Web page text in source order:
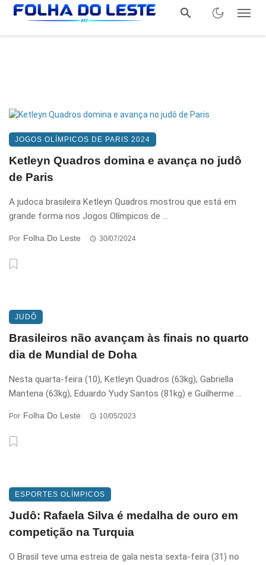
JOGOS OLÍMPICOS DE PARIS 2024
Ketleyn Quadros domina e avança no judô
de Paris
A judoca brasileira Ketleyn Quadros mostrou que está em
grande forma nos Jogos Olímpicos de ...
Por Folha Do Leste 30/07/2024
JUDÔ
Brasileiros não avançam às finais no quarto
dia de Mundial de Doha
Nesta quarta-feira (10), Ketleyn Quadros (63kg), Gabriella
Mantena (63kg), Eduardo Yudy Santos (81kg) e Guilherme ...
Por Folha Do Leste 10/05/2023
ESPORTES OLÍMPICOS
Judô: Rafaela Silva é medalha de ouro em
competição na Turquia
O Brasil teve uma estreia de gala nesta sexta-feira (31) no